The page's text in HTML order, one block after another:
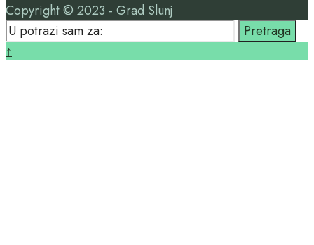
Copyright © 2023 - Grad Slunj
Search
for:
Pretraga
Close
↑